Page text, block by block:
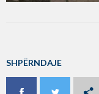
SHPËRNDAJE